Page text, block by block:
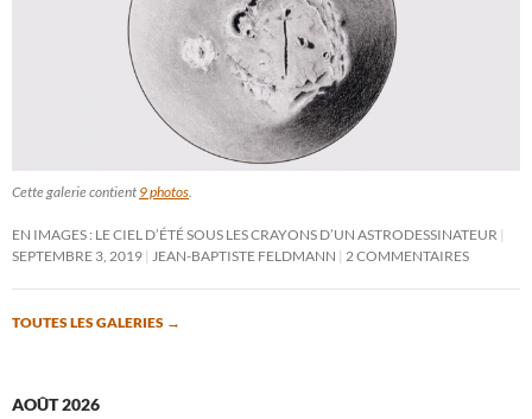
Cette galerie contient 9 photos.
EN IMAGES : LE CIEL D’ÉTÉ SOUS LES CRAYONS D’UN ASTRODESSINATEUR
SEPTEMBRE 3, 2019 JEAN-BAPTISTE FELDMANN 2 COMMENTAIRES
TOUTES LES GALERIES →
AOÛT 2026